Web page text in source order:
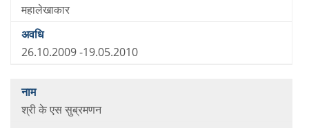
महालेखाकार
26.10.2009 -19.05.2010
श्री के एस सुब्रमणन